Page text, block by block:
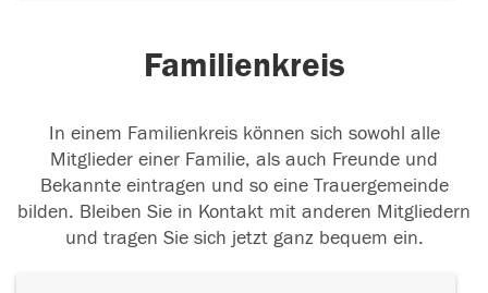
Familienkreis
In einem Familienkreis können sich sowohl alle
Mitglieder einer Familie, als auch Freunde und
Bekannte eintragen und so eine Trauergemeinde
bilden. Bleiben Sie in Kontakt mit anderen Mitgliedern
und tragen Sie sich jetzt ganz bequem ein.